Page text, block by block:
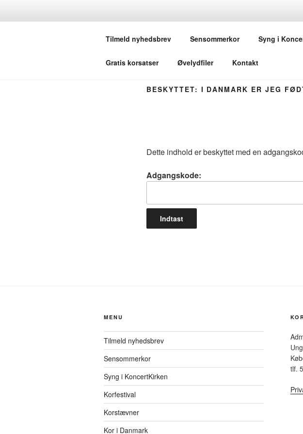
KORSANG .DK
Tilmeld nyhedsbrev Sensommerkor Syng i
Gratis korsatser Øvelydfiler Kontakt
BESKYTTET: I DANMARK ER JEG
Dette indhold er beskyttet med en
Adgangskode:
MENU
Tilmeld nyhedsbrev
Sensommerkor
Syng i KoncertKirken
Korfestival
Korstævner
Kor i Danmark
tlf.